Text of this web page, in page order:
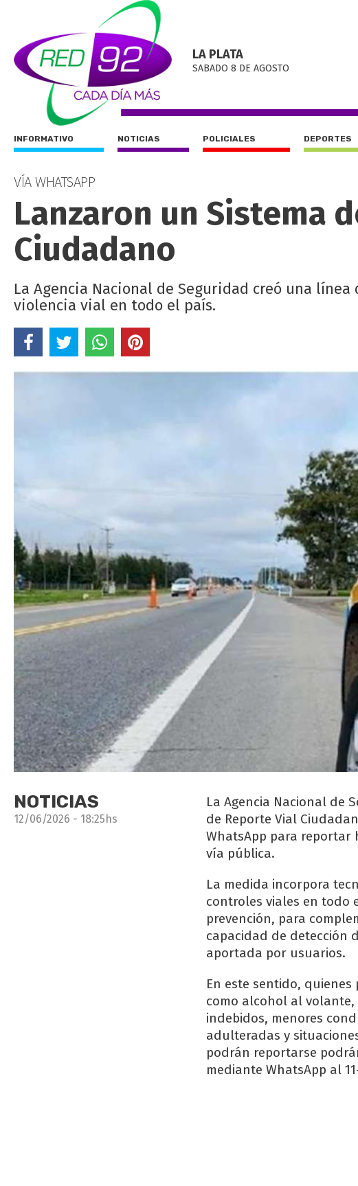
LA PLATA
SABADO 8 DE AGOSTO
INFORMATIVO NOTICIAS POLICIALES DEPORTES
VÍA WHATSAPP
Lanzaron un Sistema
Ciudadano
La Agencia Nacional de Seguridad creó una
violencia vial en todo el país.
NOTICIAS
12/06/2026 - 18:25hs
La Agencia Nacional de
de Reporte Vial
WhatsApp para reportar
vía pública.
La medida incorpora
controles viales en todo
prevención, para
capacidad de detección
aportada por usuarios.
En este sentido,
como alcohol al volante,
indebidos, menores
adulteradas y
podrán reportarse
mediante WhatsApp al